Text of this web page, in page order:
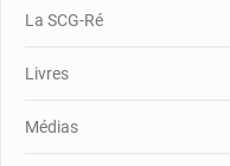
La SCG-Ré
Livres
Médias